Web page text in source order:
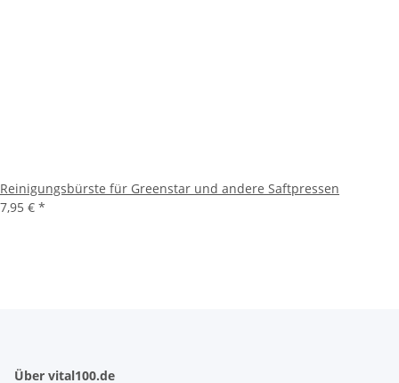
Reinigungsbürste für Greenstar und andere Saftpressen
7,95 € *
Über vital100.de